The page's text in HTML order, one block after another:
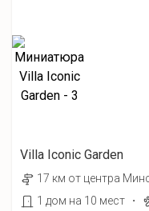
Villa Iconic Garden
17 км от центра
1 дом на 10 мест
·